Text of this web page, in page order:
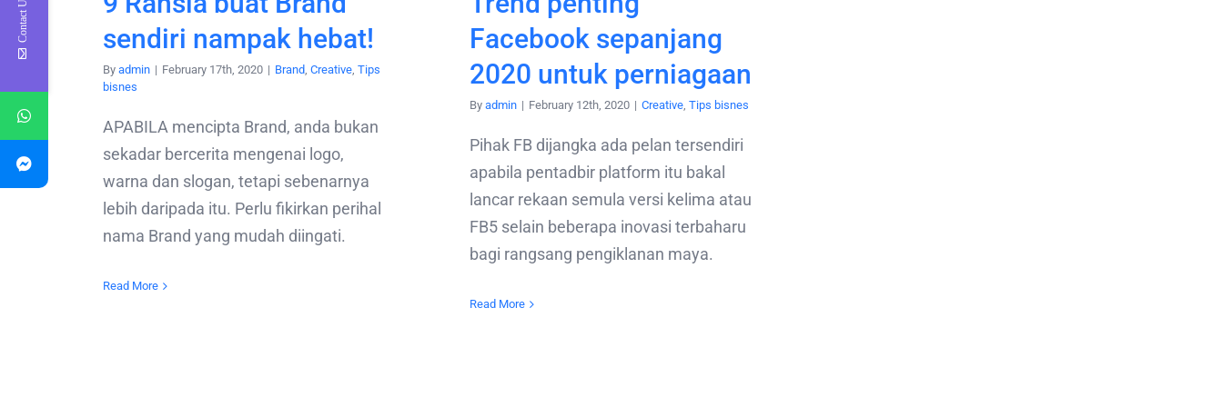
sendiri nampak hebat!
By admin | February 17th, 2020 | Brand, Creative, Tips
bisnes
APABILA mencipta Brand, anda bukan
sekadar bercerita mengenai logo,
warna dan slogan, tetapi sebenarnya
lebih daripada itu. Perlu fikirkan perihal
nama Brand yang mudah diingati.
Read More
Facebook sepanjang
2020 untuk perniagaan
By admin | February 12th, 2020 | Creative, Tips bisnes
Pihak FB dijangka ada pelan tersendiri
apabila pentadbir platform itu bakal
lancar rekaan semula versi kelima atau
FB5 selain beberapa inovasi terbaharu
bagi rangsang pengiklanan maya.
Read More
Contact Us